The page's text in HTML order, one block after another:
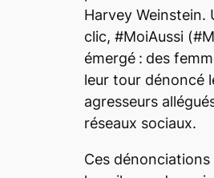
Harvey Weinstein.
clic, #MoiAussi
émergé : des
leur tour dénoncé
agresseurs
réseaux sociaux.
Ces